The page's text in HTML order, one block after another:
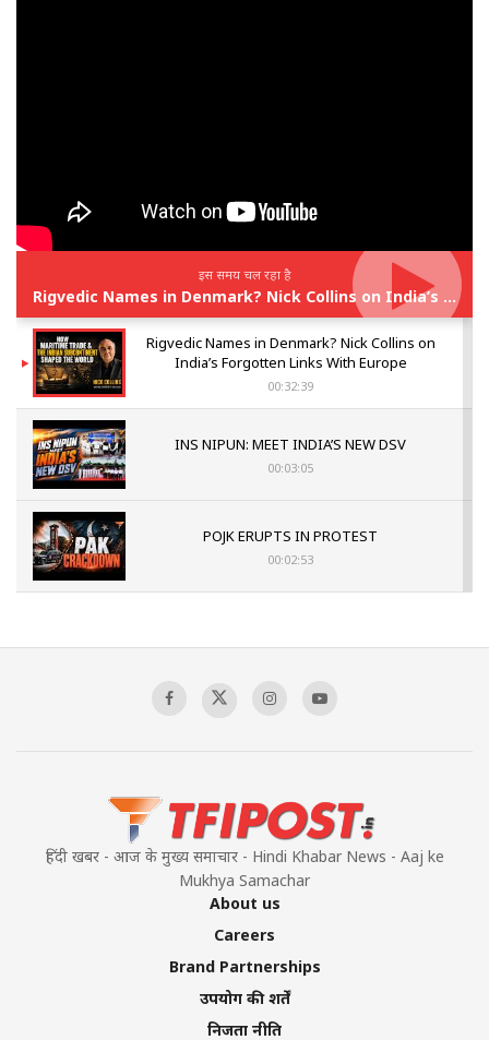
इस समय चल रहा है
Rigvedic Names in Denmark? Nick Collins on India’s Forgotten Links With Europe
Rigvedic Names in Denmark? Nick Collins on
India’s Forgotten Links With Europe
00:32:39
INS NIPUN: MEET INDIA’S NEW DSV
00:03:05
POJK ERUPTS IN PROTEST
00:02:53
Sagar
हिंदी खबर - आज के मुख्य समाचार - Hindi Khabar News - Aaj ke
Mukhya Samachar
About us
Careers
Brand Partnerships
उपयोग की शर्तें
निजता नीति